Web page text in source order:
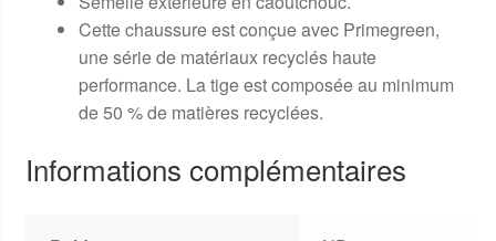
Cette chaussure est conçue avec Primegreen,
une série de matériaux recyclés haute
performance. La tige est composée au minimum
de 50 % de matières recyclées.
Informations complémentaires